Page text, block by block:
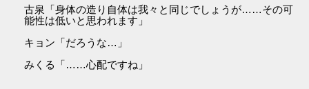
古泉「身体の造り自体は我々と同じでしょうが……その可
能性は低いと思われます」
キョン「だろうな…」
みくる「……心配ですね」